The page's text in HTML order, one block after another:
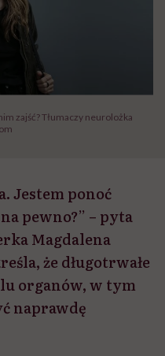
zajść? Tłumaczy neurolożka
Jestem ponoć
pewno?” – pyta
Magdalena
że długotrwałe
organów, w tym
naprawdę